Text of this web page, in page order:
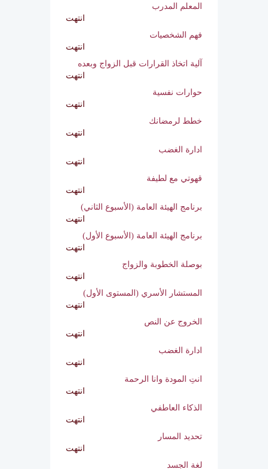
قواعد حياتية
انتهت
المعلم المدرب
انتهت
فهم الشخصيات
انتهت
آلية اتخاذ القرارات قبل الزواج وبعده
انتهت
حوارات نفسية
انتهت
خطط لرمضانك
انتهت
ادارة الغضب
انتهت
قهوتي مع لطيفة
انتهت
برنامج الهيئة العامة (الأسبوع الثاني)
انتهت
برنامج الهيئة العامة (الأسبوع الأول)
انتهت
بوصلة الخطوبة والزواج
انتهت
المستشار الأسري (المستوى الأول)
انتهت
الخروج عن النص
انتهت
ادارة الغضب
انتهت
انتِ المودة وانا الرحمة
انتهت
الذكاء العاطفي
انتهت
تحديد المسار